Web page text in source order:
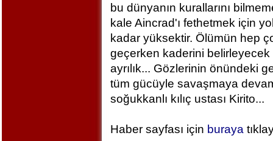
bu dünyanın kurallarını
kale Aincrad'ı fethetmek için
kadar yüksektir. Ölümün hep
geçerken kaderini belirleyecek
ayrılık... Gözlerinin önündeki
tüm gücüyle savaşmaya
soğukkanlı kılıç ustası Kirito...
Haber sayfası için buraya